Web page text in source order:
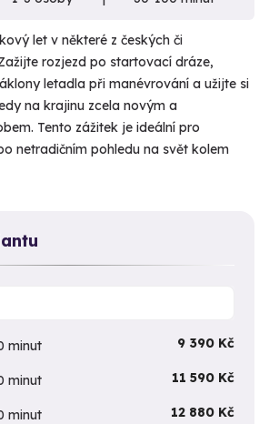
let v některé z českých či
rozjezd po startovací dráze,
letadla při manévrování a užijte si
na krajinu zcela novým a
Tento zážitek je ideální pro
netradičním pohledu na svět kolem
minut 9 390 Kč
minut 11 590 Kč
minut 12 880 Kč